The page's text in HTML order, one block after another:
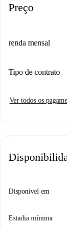
Preço
renda mensal
Tipo de contrato
Ver todos os
Disponível em
Estadia mínima